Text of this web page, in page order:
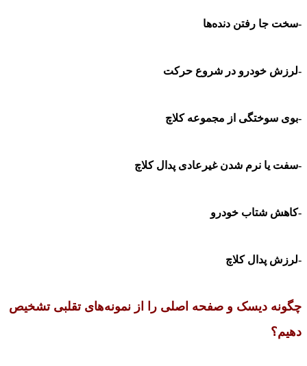
-سخت جا رفتن دنده‌ها
-لرزش خودرو در شروع حرکت
-بوی سوختگی از مجموعه کلاچ
-سفت یا نرم شدن غیرعادی پدال کلاچ
-کاهش شتاب خودرو
-لرزش پدال کلاچ
چگونه دیسک و صفحه اصلی را از نمونه‌های تقلبی تشخیص
دهیم؟